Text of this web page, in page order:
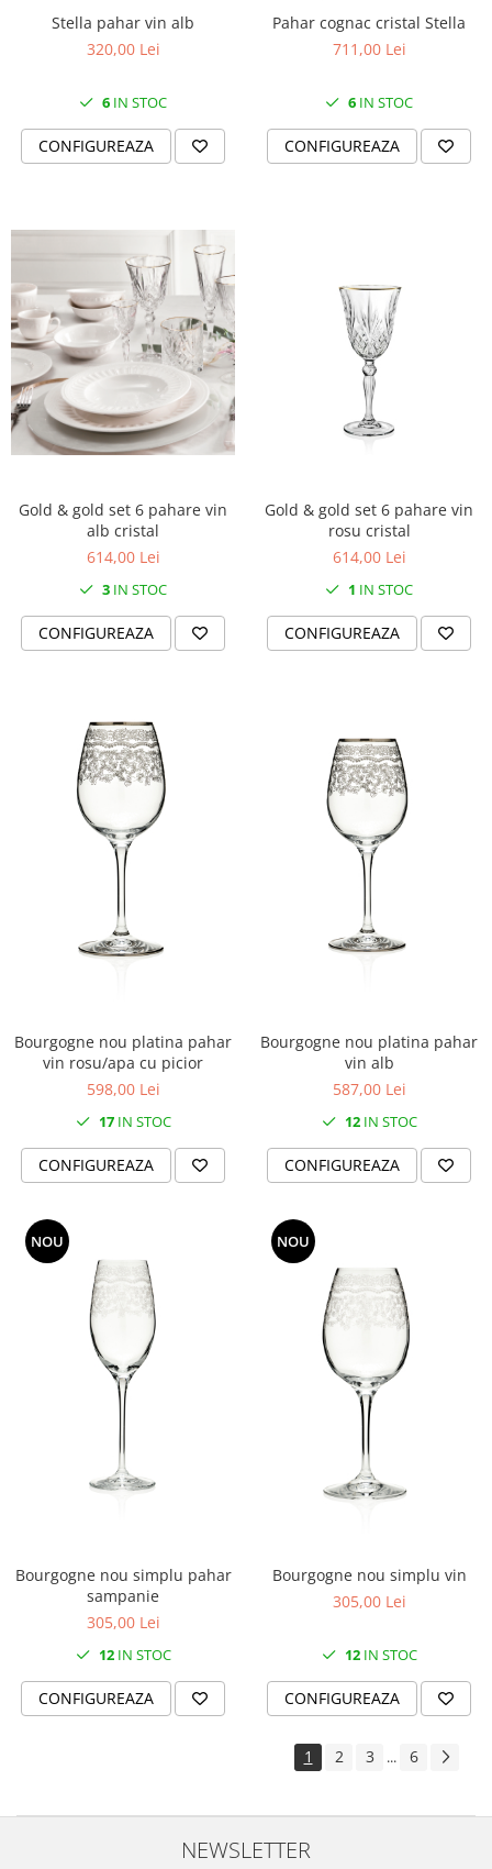
Stella pahar vin alb
320,00 Lei
6 IN STOC
CONFIGUREAZA
Pahar cognac cristal Stella
711,00 Lei
6 IN STOC
CONFIGUREAZA
Gold & gold set 6 pahare vin
alb cristal
614,00 Lei
3 IN STOC
CONFIGUREAZA
Gold & gold set 6 pahare vin
rosu cristal
614,00 Lei
1 IN STOC
CONFIGUREAZA
Bourgogne nou platina pahar
vin rosu/apa cu picior
598,00 Lei
17IN STOC
CONFIGUREAZA
Bourgogne nou platina pahar
vin alb
587,00 Lei
12IN STOC
CONFIGUREAZA
NOU
Bourgogne nou simplu pahar
sampanie
305,00 Lei
12IN STOC
CONFIGUREAZA
NOU
Bourgogne nou simplu vin
305,00 Lei
12IN STOC
CONFIGUREAZA
1 2 3 ... 6
NEWSLETTER